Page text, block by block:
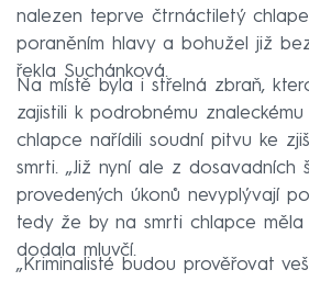
nalezen teprve čtrnáctiletý
poraněním hlavy a bohužel již
řekla Suchánková.
Na místě byla i střelná zbraň,
zajistili k podrobnému znaleckému
chlapce nařídili soudní pitvu ke
smrti. „Již nyní ale z dosavadních
provedených úkonů nevyplývají
tedy že by na smrti chlapce měla
dodala mluvčí.
„Kriminalisté budou prověřovat